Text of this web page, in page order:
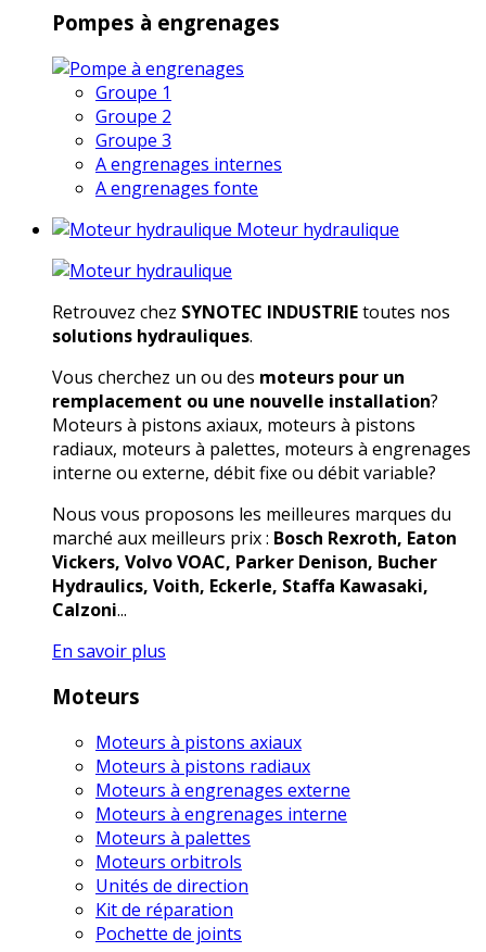
Pompes à engrenages
Groupe 1
Groupe 2
Groupe 3
A engrenages internes
A engrenages fonte
Moteur hydraulique
Retrouvez chez SYNOTEC INDUSTRIEtoutes nos
solutions hydrauliques.
Vous cherchez un ou des moteurs pour un
remplacement ou une nouvelle installation?
Moteurs à pistons axiaux, moteurs à pistons
radiaux, moteurs à palettes, moteurs à engrenages
interne ou externe, débit fixe ou débit variable?
Nous vous proposons les meilleures marques du
marché aux meilleurs prix : Bosch Rexroth, Eaton
Vickers, Volvo VOAC, Parker Denison, Bucher
Hydraulics, Voith, Eckerle, Staffa Kawasaki,
Calzoni...
En savoir plus
Moteurs
Moteurs à pistons axiaux
Moteurs à pistons radiaux
Moteurs à engrenages externe
Moteurs à engrenages interne
Moteurs à palettes
Moteurs orbitrols
Unités de direction
Kit de réparation
Pochette de joints